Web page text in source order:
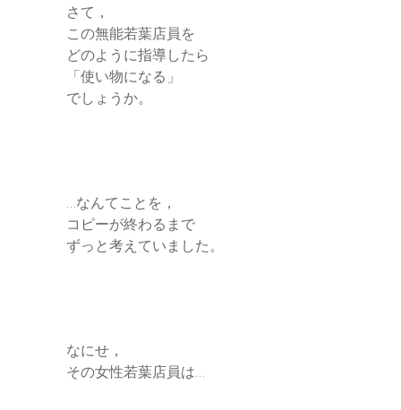
さて，
この無能若葉店員を
どのように指導したら
「使い物になる」
でしょうか。
…なんてことを，
コピーが終わるまで
ずっと考えていました。
なにせ，
その女性若葉店員は…